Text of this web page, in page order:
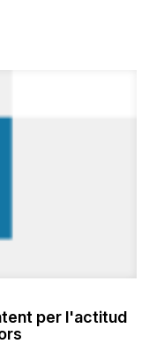
per l'actitud